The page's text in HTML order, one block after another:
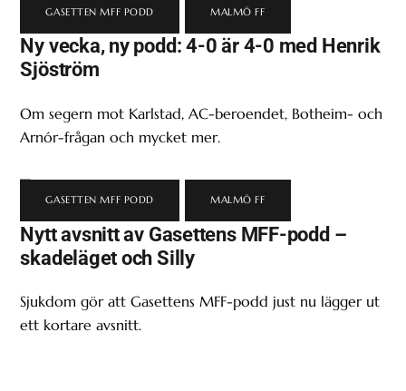
GASETTEN MFF PODD MALMÖ FF
Ny vecka, ny podd: 4-0 är 4-0 med Henrik
Sjöström
Om segern mot Karlstad, AC-beroendet, Botheim- och
Arnór-frågan och mycket mer.
GASETTEN MFF PODD MALMÖ FF
Nytt avsnitt av Gasettens MFF-podd –
skadeläget och Silly
Sjukdom gör att Gasettens MFF-podd just nu lägger ut
ett kortare avsnitt.